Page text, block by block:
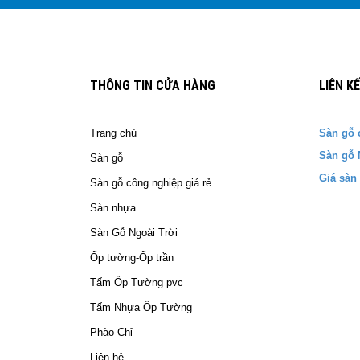
THÔNG TIN CỬA HÀNG
Trang chủ
Sàn gỗ
Sàn gỗ công nghiệp giá rẻ
Sàn nhựa
Sàn Gỗ Ngoài Trời
Ốp tường-Ốp trần
Tấm Ốp Tường pvc
Tấm Nhựa Ốp Tường
Phào Chỉ
Liên hệ
LIÊN
Sàn gỗ
Sàn gỗ
Giá sàn